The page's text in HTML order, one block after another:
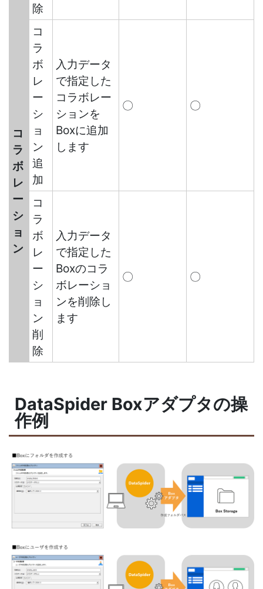
除
コ
ラ
ボ
レ
ー
シ
ョ
ン
コ
ラ
ボ
レ
ー
シ
ョ
ン
追
加
入力データ
で指定した
コラボレー
ションを
Boxに追加
します
〇 〇
コ
ラ
ボ
レ
ー
シ
ョ
ン
削
除
入力データ
で指定した
Boxのコラ
ボレーショ
ンを削除し
ます
〇 〇
DataSpider Boxアダプタの操
作例